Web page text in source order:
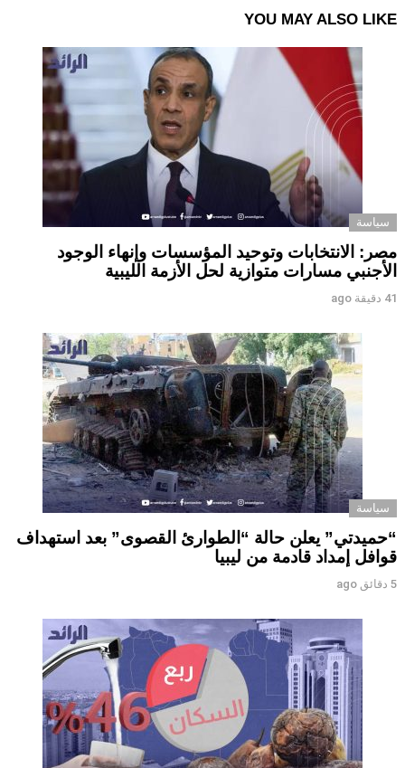
YOU MAY ALSO LIKE
سياسة
مصر: الانتخابات وتوحيد المؤسسات وإنهاء الوجود
الأجنبي مسارات متوازية لحل الأزمة الليبية
41 دقيقة ago
سياسة
“حميدتي” يعلن حالة “الطوارئ القصوى” بعد استهداف
قوافل إمداد قادمة من ليبيا
5 دقائق ago